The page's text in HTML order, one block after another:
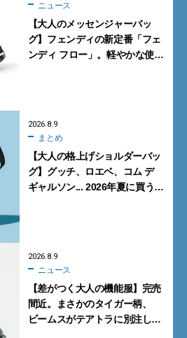
ニュース
【大人のメッセンジャーバッ
グ】フェンディの新定番「フェ
ンディ フロー」。軽やかな使い
2026.8.9
まとめ
【大人の格上げショルダーバッ
グ】グッチ、ロエベ、コム デ
ギャルソン... 2026年夏に買うべ
2026.8.9
ニュース
【差がつく大人の機能服】完売
間近。まさかのタイガー柄、
ビームスがテアトラに別注した